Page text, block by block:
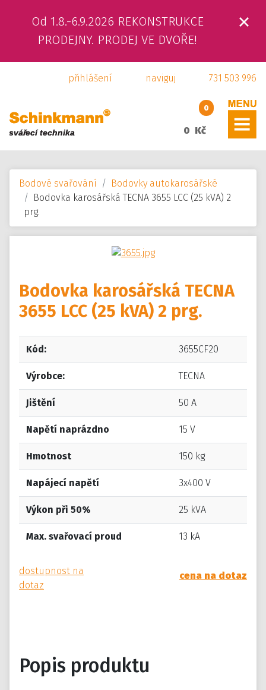
Od 1.8.-6.9.2026 REKONSTRUKCE
PRODEJNY. PRODEJ VE DVOŘE!
731 503 996
naviguj
přihlášení
0
0 Kč
ÚVOD
KAMENNÁ PRODEJNA
E-SHOP
Bodové svařování
Bodovky autokarosářské
Bodovka karosářská TECNA 3655 LCC (25 kVA) 2
prg.
Bodovka karosářská TECNA
3655 LCC (25 kVA) 2 prg.
Kód: 3655CF20
Výrobce: TECNA
Jištění 50 A
Napětí naprázdno 15 V
Hmotnost 150 kg
Napájecí napětí 3x400 V
Výkon při 50% 25 kVA
Max. svařovací proud 13 kA
dostupnost na
dotaz
cena na dotaz
Popis produktu